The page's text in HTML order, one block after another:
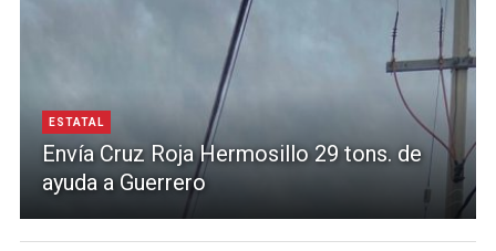
ESTATAL
Envía Cruz Roja Hermosillo 29 tons. de
ayuda a Guerrero